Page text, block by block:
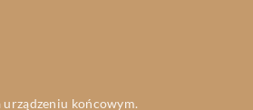
końcowym.